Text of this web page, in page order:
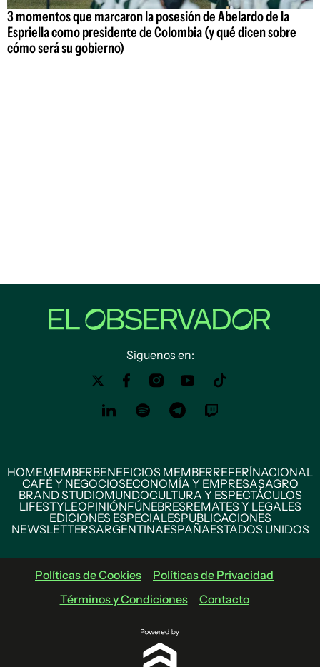
3 momentos que marcaron la posesión de Abelardo de la
Espriella como presidente de Colombia (y qué dicen sobre
cómo será su gobierno)
Siguenos en:
HOMEMEMBERBENEFICIOS MEMBERREFERÍNACIONAL
CAFÉ Y NEGOCIOSECONOMÍA Y EMPRESASAGRO
BRAND STUDIOMUNDOCULTURA Y ESPECTÁCULOS
LIFESTYLEOPINIÓNFÚNEBRESREMATES Y LEGALES
EDICIONES ESPECIALESPUBLICACIONES
NEWSLETTERSARGENTINAESPAÑAESTADOS UNIDOS
Políticas de Cookies
Políticas de Privacidad
Términos y Condiciones
Contacto